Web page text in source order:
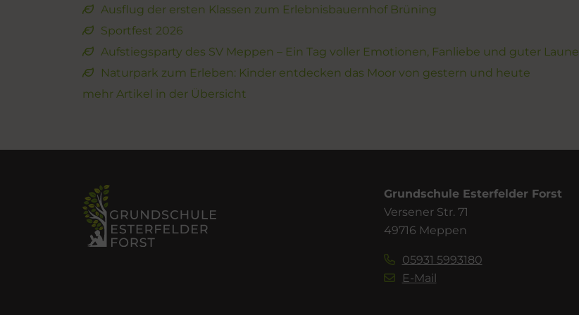
Ausflug der ersten Klassen zum Erlebnisbauernhof Brüning
Sportfest 2026
Aufstiegsparty des SV Meppen – Ein Tag voller Emotionen, Fanliebe und guter Laune
Naturpark zum Erleben: Kinder entdecken das Moor von gestern und heute
mehr Artikel in der Übersicht
Grundschule Esterfelder Forst
Versener Str. 71
49716 Meppen
05931 5993180
E-Mail